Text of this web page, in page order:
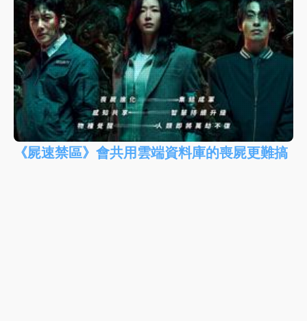
《屍速禁區》會共用雲端資料庫的喪屍更難搞